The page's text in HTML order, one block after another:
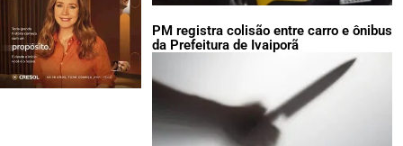
PM registra colisão entre carro e ônibus
da Prefeitura de Ivaiporã